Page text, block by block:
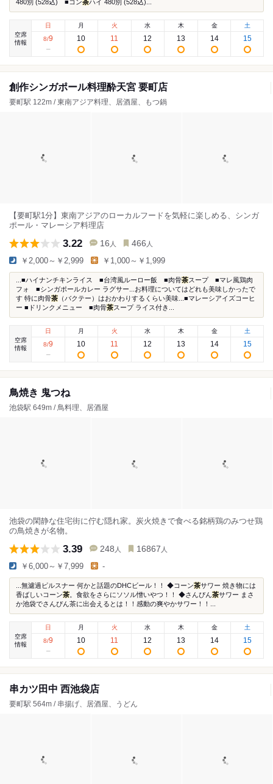
480別 (528込) ■コン茶ハイ 480別 (528込)...
空席
情報
日
8/9
月
10
火
11
水
12
木
13
金
14
土
15
創作シンガポール料理酔天宮 要町店
要町駅 122m / 東南アジア料理、居酒屋、もつ鍋
【要町駅1分】東南アジアのローカルフードを気軽に楽しめる、シンガ
ポール・マレーシア料理店
3.22 16 人 466 人
￥2,000～￥2,999 ￥1,000～￥1,999
...■ハイナンチキンライス ■台湾風ルーロー飯 ■肉骨茶スープ ■マレ風鶏肉
フォ ■シンガポールカレー ラグサー...お料理についてはどれも美味しかったで
す 特に肉骨茶 （バクテー）はおかわりするくらい美味...■マレーシアイズコーヒ
ー ■ドリンクメニュー ■肉骨茶スープ ライス付き...
空席
情報
日
8/9
月
10
火
11
水
12
木
13
金
14
土
15
鳥焼き 鬼つね
池袋駅 649m / 鳥料理、居酒屋
池袋の閑静な住宅街に佇む隠れ家。炭火焼きで食べる銘柄鶏のみつせ鶏
の鳥焼きが名物。
3.39 248 人 16867 人
￥6,000～￥7,999 -
...無濾過ピルスナー 何かと話題のDHCビール！！ ◆コーン茶サワー 焼き物には
香ばしいコーン茶 。食欲をさらにソソル憎いやつ！！ ◆さんぴん茶サワー まさ
か池袋でさんぴん茶に出会えるとは！！感動の爽やかサワー！！...
空席
情報
日
8/9
月
10
火
11
水
12
木
13
金
14
土
15
串カツ田中 西池袋店
要町駅 564m / 串揚げ、居酒屋、うどん